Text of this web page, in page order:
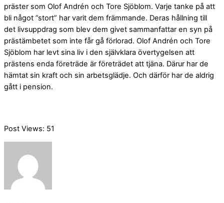
präster som Olof Andrén och Tore Sjöblom. Varje tanke på att
bli något ”stort” har varit dem främmande. Deras hållning till
det livsuppdrag som blev dem givet sammanfattar en syn på
prästämbetet som inte får gå förlorad. Olof Andrén och Tore
Sjöblom har levt sina liv i den självklara övertygelsen att
prästens enda företräde är företrädet att tjäna. Därur har de
hämtat sin kraft och sin arbetsglädje. Och därför har de aldrig
gått i pension.
Post Views: 51